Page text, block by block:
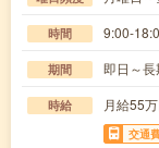
時間 9:00-
期間 即日～長
時給 月給55
交通